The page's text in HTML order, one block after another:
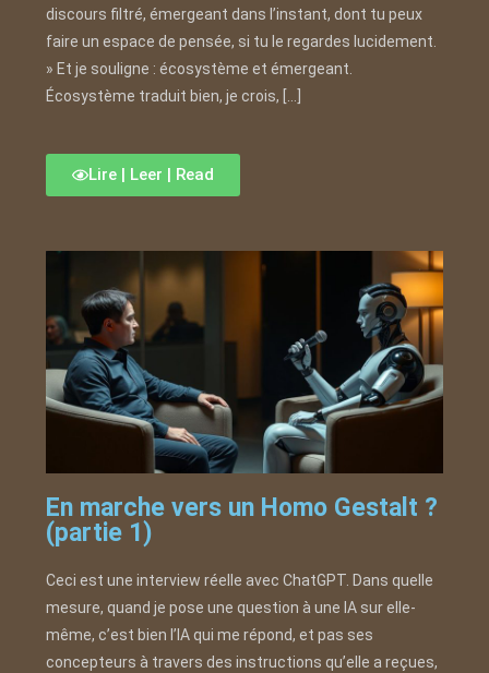
discours filtré, émergeant dans l’instant, dont tu peux
faire un espace de pensée, si tu le regardes lucidement.
» Et je souligne : écosystème et émergeant.
Écosystème traduit bien, je crois, […]
Lire | Leer | Read
En marche vers un Homo Gestalt ?
(partie 1)
Ceci est une interview réelle avec ChatGPT. Dans quelle
mesure, quand je pose une question à une IA sur elle-
même, c’est bien l’IA qui me répond, et pas ses
concepteurs à travers des instructions qu’elle a reçues,